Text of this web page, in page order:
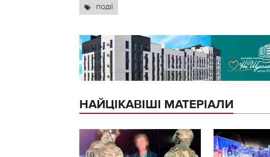
ПОДІЇ
НАЙЦІКАВІШІ МАТЕРІАЛИ